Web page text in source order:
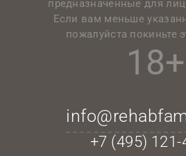
предназначенные для
Если вам меньше
пожалуйста покиньте
18+
+7 (495) 121-